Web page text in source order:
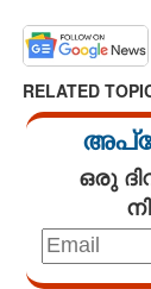
CONTACT US
RELATED
ഒരു